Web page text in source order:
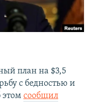
план на $3,5
с бедностью и
сообщил